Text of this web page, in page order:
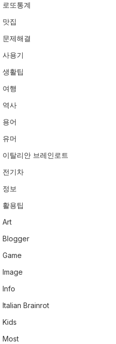
로또통계
맛집
문제해결
사용기
생활팁
여행
역사
용어
유머
이탈리안 브레인로트
전기차
정보
활용팁
Art
Blogger
Game
Image
Info
Italian Brainrot
Kids
Most